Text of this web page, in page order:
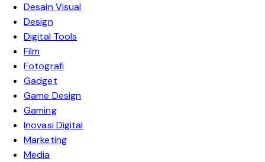
Desain Visual
Design
Digital Tools
Film
Fotografi
Gadget
Game Design
Gaming
Inovasi Digital
Marketing
Media